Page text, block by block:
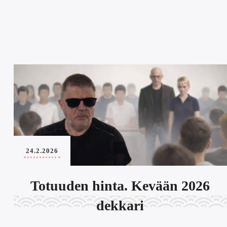
Totuuden hinta. Kevään 2026
dekkari
24.2.2026